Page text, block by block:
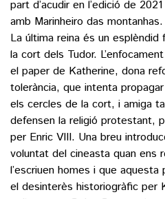
part d’acudir en l’edició de
amb Marinheiro das montanhas.
La última reina és un
la cort dels Tudor.
el paper de Katherine, dona
tolerància, que intenta
els cercles de la cort, i amiga
defensen la religió protestant,
per Enric VIII. Una breu
voluntat del cineasta quan ens
l’escriuen homes i que aquesta
el desinterès historiogràfic per